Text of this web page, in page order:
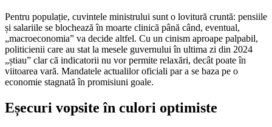
Pentru populație, cuvintele ministrului sunt o lovitură cruntă: pensiile
și salariile se blochează în moarte clinică până când, eventual,
„macroeconomia” va decide altfel. Cu un cinism aproape palpabil,
politicienii care au stat la mesele guvernului în ultima zi din 2024
„știau” clar că indicatorii nu vor permite relaxări, decât poate în
viitoarea vară. Mandatele actualilor oficiali par a se baza pe o
economie stagnată în promisiuni goale.
Eșecuri vopsite în culori optimiste